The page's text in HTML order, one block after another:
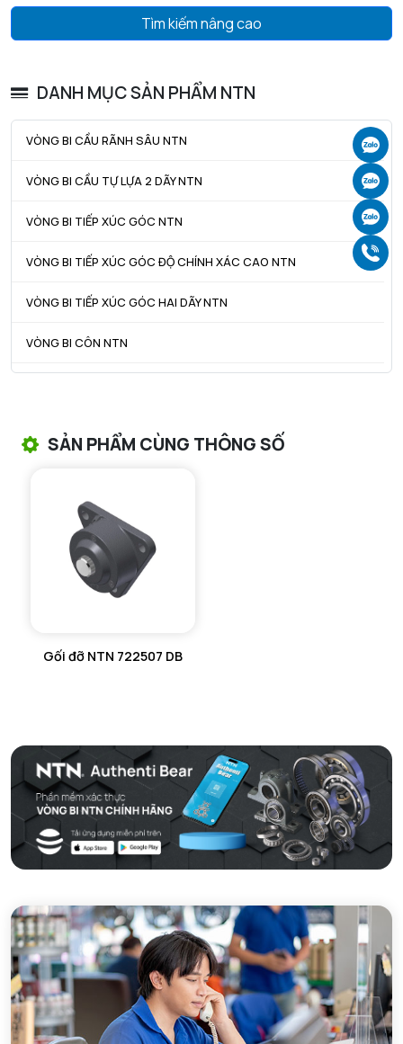
Tìm kiếm nâng cao
DANH MỤC SẢN PHẨM NTN
VÒNG BI CẦU RÃNH SÂU NTN
VÒNG BI CẦU TỰ LỰA 2 DÃY NTN
VÒNG BI TIẾP XÚC GÓC NTN
VÒNG BI TIẾP XÚC GÓC ĐỘ CHÍNH XÁC CAO NTN
VÒNG BI TIẾP XÚC GÓC HAI DÃY NTN
VÒNG BI CÔN NTN
VÒNG BI KIM NTN
VÒNG BI CHẶN TRỤC NTN
VÒNG BI LĂN TRỤ ĐẨY NTN
GỐI ĐỠ 2 NỬA NTN
MÁY GIA NHIỆT NTN
Vòng bi
Ống lót H207
FR72x8x3
2207 K C3
Ống lót H307
Vòng cố định (x1)
CÁC THÀNH PHẦN LIÊN QUAN - TÙY CHỌN 3
Vòng cố định (x1)
SẢN PHẨM CÙNG THÔNG SỐ
Gối đỡ NTN 722507 DB